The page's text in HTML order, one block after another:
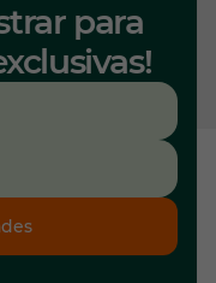
para